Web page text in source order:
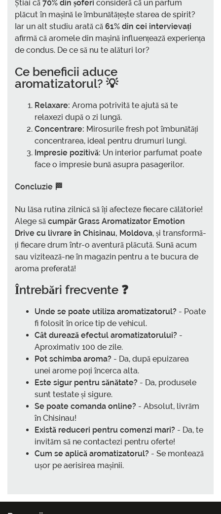
Știai că 70% din șoferi consideră că un parfum
plăcut în mașină le îmbunătățește starea de spirit?
Iar un alt studiu arată că 61% din cei intervievați
afirmă că aromele din mașină influențează experiența
de condus. De ce să nu te alături lor?
Ce beneficii aduce
aromatizatorul? 💡
Relaxare: Aroma potrivită te ajută să te
relaxezi după o zi lungă.
Concentrare: Mirosurile fresh pot îmbunătăți
concentrarea, ideal pentru drumuri lungi.
Impresie pozitivă: Un interior parfumat poate
face o impresie bună asupra pasagerilor.
Concluzie 🏁
Nu lăsa rutina zilnică să îți afecteze fiecare călătorie!
Alege să cumpăr Grass Aromatizator Emotion
Drive cu livrare în Chisinau, Moldova, și transformă-
ți fiecare drum într-o aventură plăcută. Sună acum
sau vizitează-ne în magazin pentru a te bucura de
aroma preferată!
Întrebări frecvente ❓
Unde se poate utiliza aromatizatorul? - Poate
fi folosit în orice tip de vehicul.
Cât durează efectul aromatizatorului? -
Aproximativ 100 de zile.
Pot schimba aroma? - Da, după epuizarea
unei arome poți încerca alta.
Este sigur pentru sănătate? - Da, produsele
sunt testate și sigure.
Se poate comanda online? - Absolut, livrăm
în Chisinau!
Există reduceri pentru comenzi mari? - Da, te
invităm să ne contactezi pentru oferte!
Cum se aplică aromatizatorul? - Se montează
ușor pe aerisirea mașinii.